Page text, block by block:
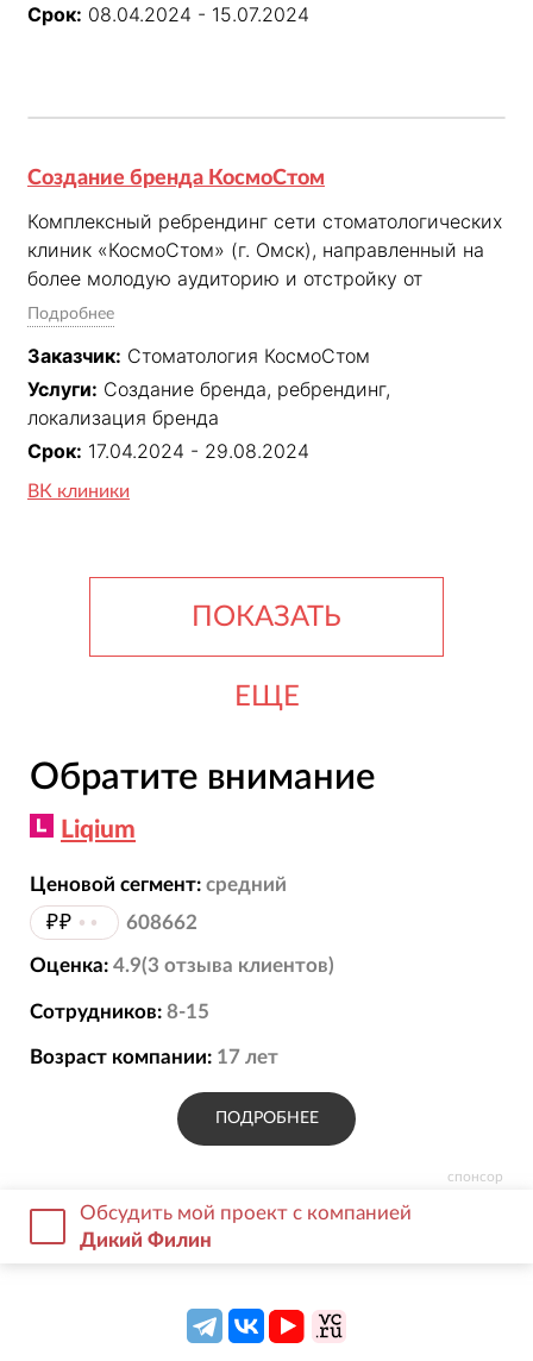
Срок: 08.04.2024 - 15.07.2024
Создание бренда КосмоСтом
Комплексный ребрендинг сети стоматологических
клиник «КосмоСтом» (г. Омск), направленный на
более молодую аудиторию и отстройку от
конкурентов.
Стратегия. Разработка новой концепции
позиционирования и платформы бренда на основе
исследований.
Фирменный стиль. Создание современного
логотипа и удобной визуальной системы.
Подробнее
Заказчик: Стоматология КосмоСтом
Услуги: Создание бренда, ребрендинг,
локализация бренда
Срок: 17.04.2024 - 29.08.2024
ВК клиники
ПОКАЗАТЬ
ЕЩЕ
спонсор
Обратите внимание
Liqium
Ценовой сегмент: средний
₽₽ •• 608662
Оценка: 4.9(3 отзыва клиентов)
Сотрудников: 8-15
Возраст компании: 17 лет
ПОДРОБНЕЕ
Обсудить мой проект с компанией
Дикий Филин